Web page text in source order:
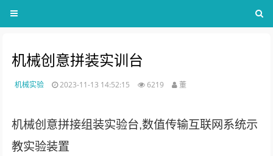
机械创意拼装实训台
机械实验 2023-11-13 14:52:15 6219 董
机械创意拼接组装实验台,数值传输互联网系统示
教实验装置